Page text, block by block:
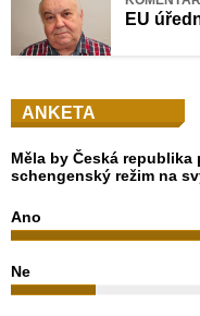
EU
ANKETA
Měla by Česká
schengenský režim na
Ano
Ne